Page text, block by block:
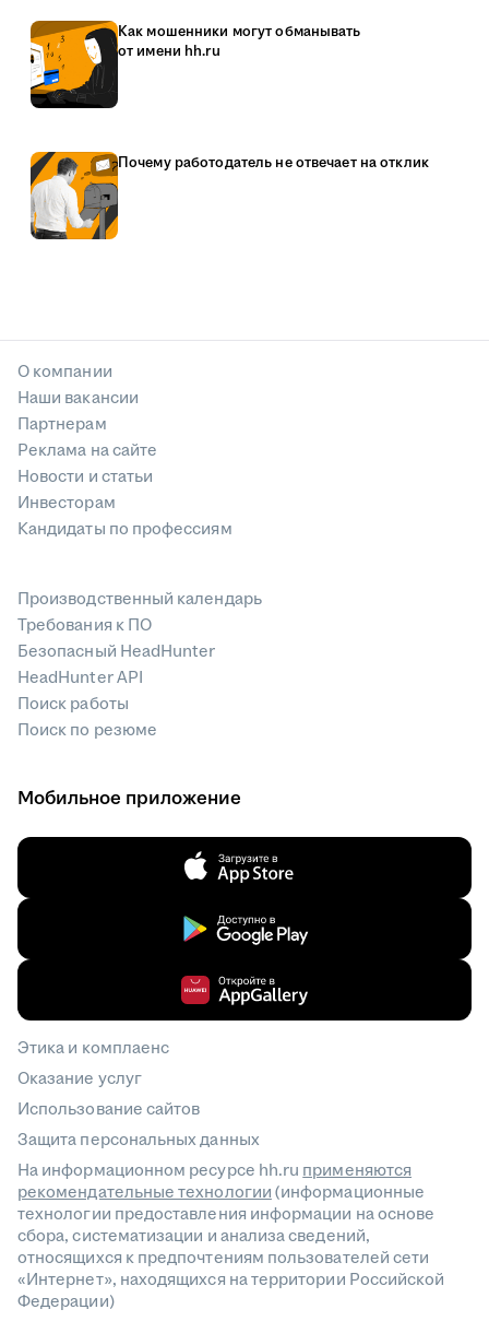
Как мошенники могут обманывать
от имени hh.ru
Почему работодатель не отвечает на отклик
О компании
Наши вакансии
Партнерам
Реклама на сайте
Новости и статьи
Инвесторам
Кандидаты по профессиям
Производственный календарь
Требования к ПО
Безопасный HeadHunter
HeadHunter API
Поиск работы
Поиск по резюме
Мобильное приложение
Этика и комплаенс
Оказание услуг
Использование сайтов
Защита персональных данных
На информационном ресурсе hh.ru применяются
рекомендательные технологии(информационные
технологии предоставления информации на основе
сбора, систематизации и анализа сведений,
относящихся к предпочтениям пользователей сети
«Интернет», находящихся на территории Российской
Федерации)